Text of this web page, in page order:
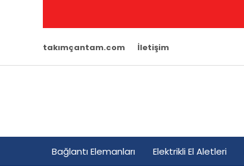
takımçantam.com İletişim
Bağlantı Elemanları Elektrikli El Aletleri